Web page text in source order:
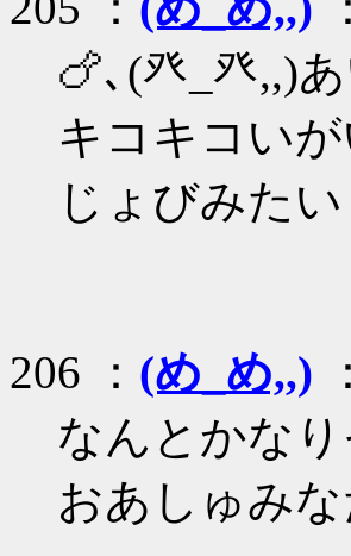
🍗､(癶_癶,,)
キコキコい
じょびみた
206 ： (め_め,,)
なんとかな
おあしゅみ